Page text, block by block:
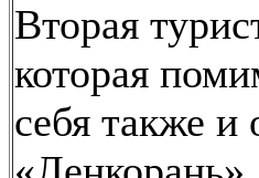
Вторая
которая
себя также и